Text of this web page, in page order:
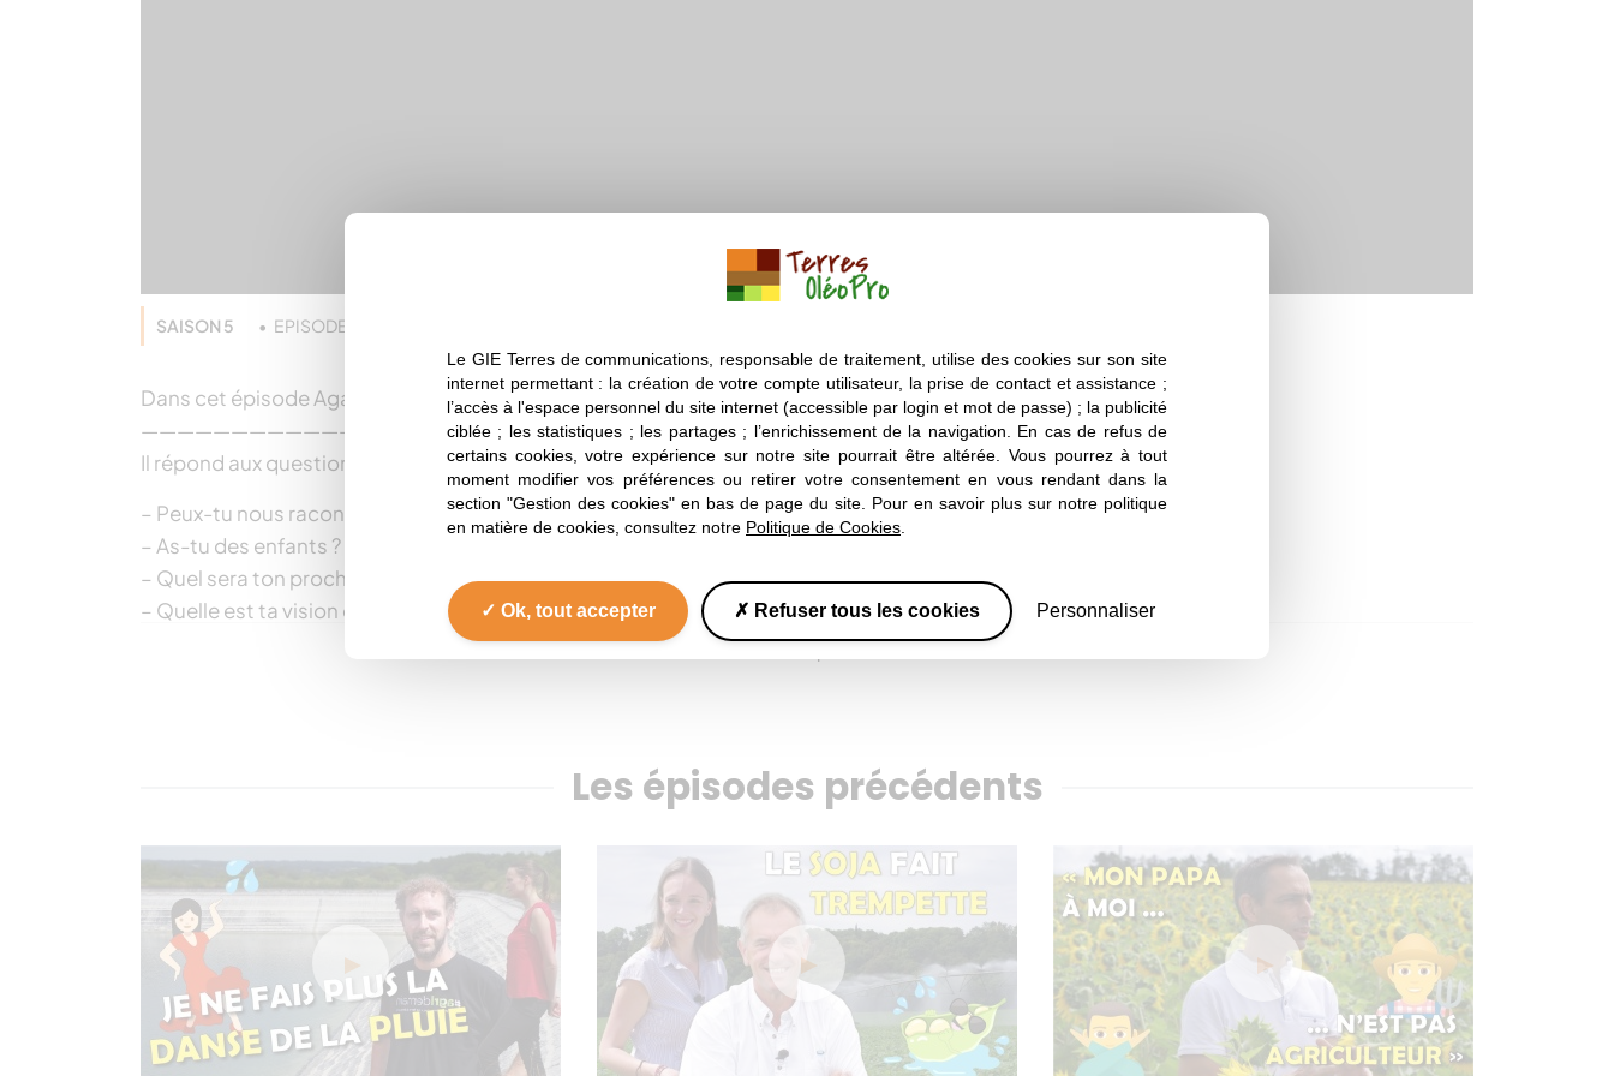
Le GIE Terres de communications, responsable de traitement, utilise des cookies sur son site
internet permettant : la création de votre compte utilisateur, la prise de contact et assistance ;
l’accès à l'espace personnel du site internet (accessible par login et mot de passe) ; la publicité
ciblée ; les statistiques ; les partages ; l’enrichissement de la navigation. En cas de refus de
certains cookies, votre expérience sur notre site pourrait être altérée. Vous pourrez à tout
moment modifier vos préférences ou retirer votre consentement en vous rendant dans la
section "Gestion des cookies" en bas de page du site. Pour en savoir plus sur notre politique
en matière de cookies, consultez notre Politique de Cookies
Ok, tout accepter Refuser tous les cookies Personnaliser
SAISON 5 EPISODE 5
Dans cet épisode Agathe va à la rencontre de Christian, agriculteur français pour vous faire découvrir son portrait …
—————————————————————
Il répond aux questions suivantes :
– Peux-tu nous raconter ton parcours ? Ce que tu as fait avant d’être producteur ?
– As-tu des enfants ? Ont-ils envie de faire la même chose ?
– Quel sera ton prochain défi en tant que producteur ?
– Quelle est ta vision du monde agricole dans 10 ans ?
– As-tu un message pour changer le monde ?
1:08​ Transmission familiale
1:27 Projets à venir
2:22​ Vision future du monde agricole
2:50​ Message
—————————————————————
En savoir plus sur cette chaîne Youtube
Les épisodes précédents